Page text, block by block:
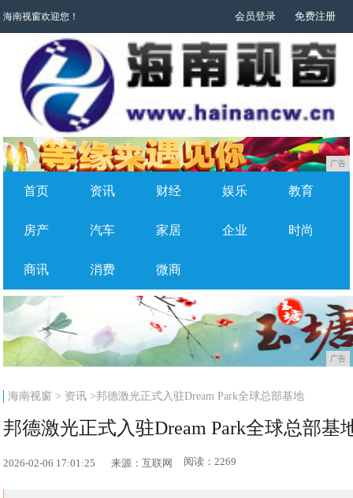
海南视窗欢迎您！ 会员登录 免费注册
广告
首页 资讯 财经 娱乐 教育
房产 汽车 家居 企业 时尚
商讯 消费 微商
广告
海南视窗 > 资讯 >邦德激光正式入驻Dream Park全球总部基地
邦德激光正式入驻Dream Park全球总部基
2026-02-06 17:01:25 来源：互联网 阅读：2269